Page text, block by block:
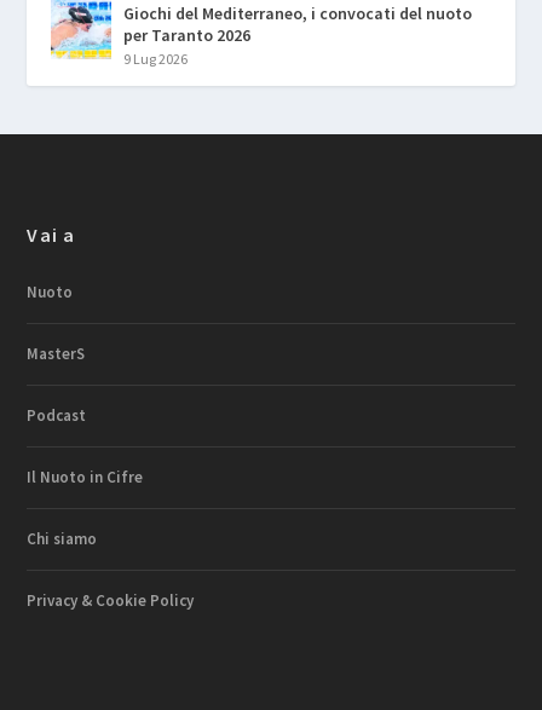
Giochi del Mediterraneo, i convocati del nuoto
per Taranto 2026
9 Lug 2026
Vai a
Nuoto
MasterS
Podcast
Il Nuoto in Cifre
Chi siamo
Privacy & Cookie Policy